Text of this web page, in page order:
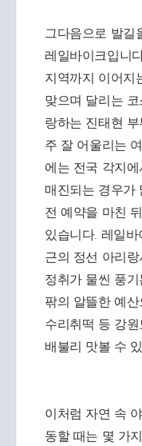
그다음으로 발길
레일바이크입니
지역까지 이어지
맞으며 달리는
랑하는 진태현
주 잘 어울리는
에는 전국 각지
매진되는 경우가
전 예약을 마친
있습니다. 레일
근의 정선 아리
정취가 물씬 풍
팎의 알뜰한 예
수리취떡 등 강
배불리 맛볼 수
이처럼 자연 속
동할 때는 몇 가